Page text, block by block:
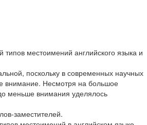
местоимений английского языка и
поскольку в современных научных
внимание. Несмотря на большое
меньше внимания уделялось
заместителей.